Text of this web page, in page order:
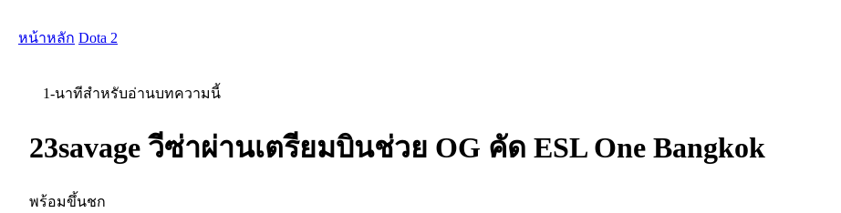
หน้าหลัก Dota 2
1-นาทีสำหรับอ่านบทความนี้
23savage วีซ่าผ่านเตรียมบินช่วย OG คัด ESL One Bangkok
พร้อมขึ้นชก